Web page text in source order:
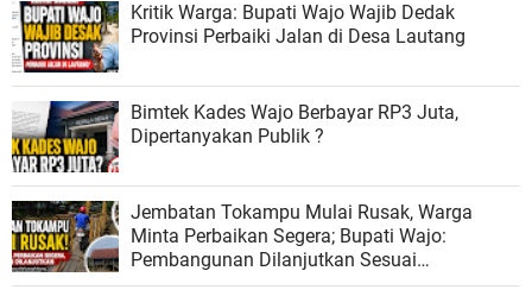
Kritik Warga: Bupati Wajo Wajib Dedak
Provinsi Perbaiki Jalan di Desa Lautang
Bimtek Kades Wajo Berbayar RP3 Juta,
Dipertanyakan Publik ?
Jembatan Tokampu Mulai Rusak, Warga
Minta Perbaikan Segera; Bupati Wajo:
Pembangunan Dilanjutkan Sesuai
Kemampuan Anggaran